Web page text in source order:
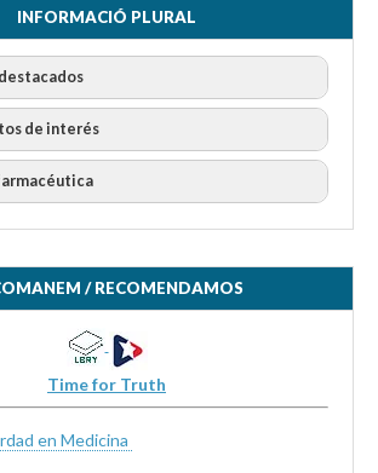
INFORMACIÓ PLURAL
de interés
/ RECOMENDAMOS
Time for Truth
en Medicina